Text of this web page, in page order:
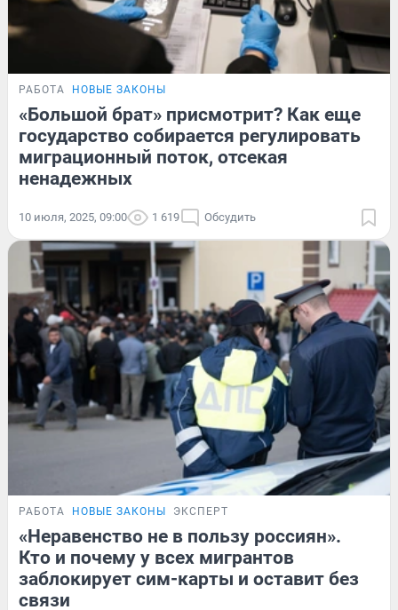
РАБОТА НОВЫЕ ЗАКОНЫ
«Большой брат» присмотрит? Как еще
государство собирается регулировать
миграционный поток, отсекая
ненадежных
10 июля, 2025, 09:00 1 619 Обсудить
РАБОТА НОВЫЕ ЗАКОНЫ ЭКСПЕРТ
«Неравенство не в пользу россиян».
Кто и почему у всех мигрантов
заблокирует сим-карты и оставит без
связи